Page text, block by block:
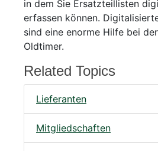
in dem Sie Ersatzteillisten
erfassen können.
sind eine enorme Hilfe bei
Oldtimer.
Related Topics
Lieferanten
Mitgliedschaften